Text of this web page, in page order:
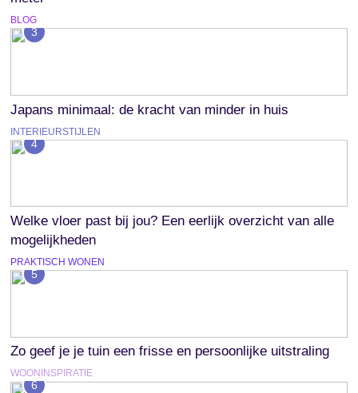
BLOG
3
Japans minimaal: de kracht van minder in huis
INTERIEURSTIJLEN
4
Welke vloer past bij jou? Een eerlijk overzicht van alle
mogelijkheden
PRAKTISCH WONEN
5
Zo geef je je tuin een frisse en persoonlijke uitstraling
WOONINSPIRATIE
6